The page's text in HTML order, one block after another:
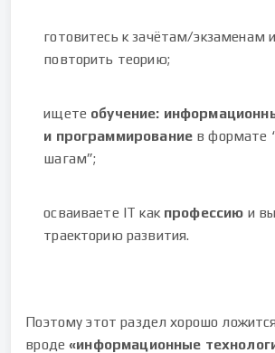
готовитесь к зачётам/экзаменам
повторить теорию;
ищете обучение:
и программирование в формате
шагам”;
осваиваете IT как профессию и
траекторию развития.
Поэтому этот раздел хорошо
вроде«информационные